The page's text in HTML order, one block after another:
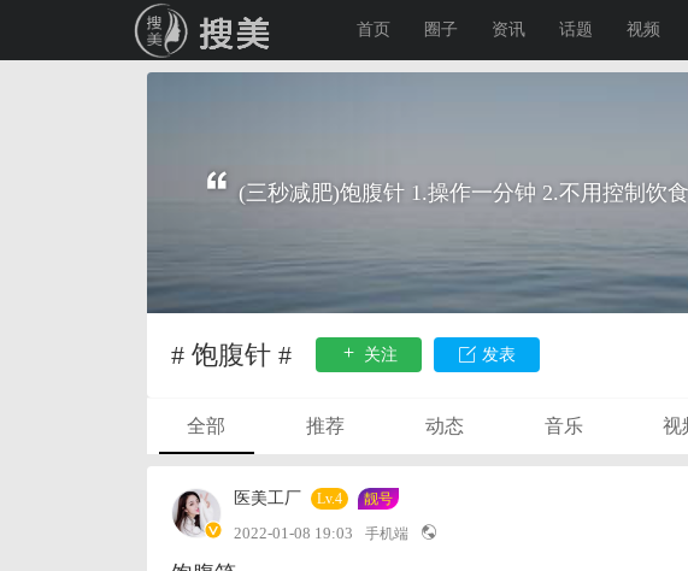
首页 圈子 资讯 话题 视频
(三秒减肥)饱腹针 1.操作一分钟 2.不用控制饮
# 饱腹针 # 关注 发表
全部 推荐 动态 音乐 视
医美工厂 Lv.4 靓号
2022-01-08 19:03 手机端